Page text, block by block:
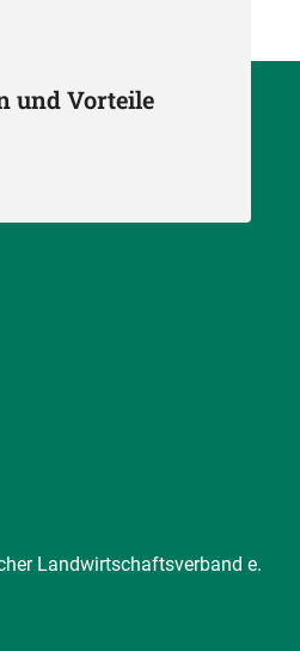
und Vorteile
Landwirtschaftsverband e.